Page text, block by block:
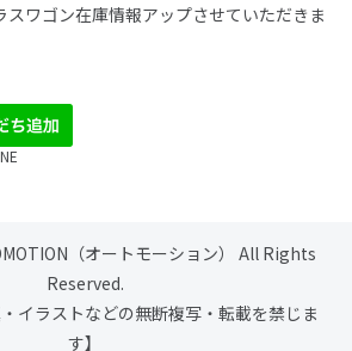
スワゴン在庫情報アップさせていただきま
（オートモーション） All Rights
Reserved.
・イラストなどの無断複写・転載を禁じま
す】